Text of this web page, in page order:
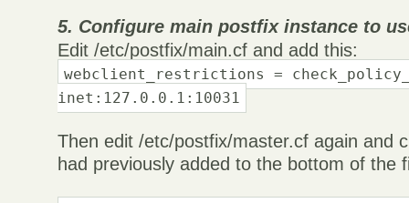
5. Configure main postfix instance to
Edit /etc/postfix/main.cf and add this:
webclient_restrictions =
inet:127.0.0.1:10031
Then edit /etc/postfix/master.cf again and
had previously added to the bottom of the